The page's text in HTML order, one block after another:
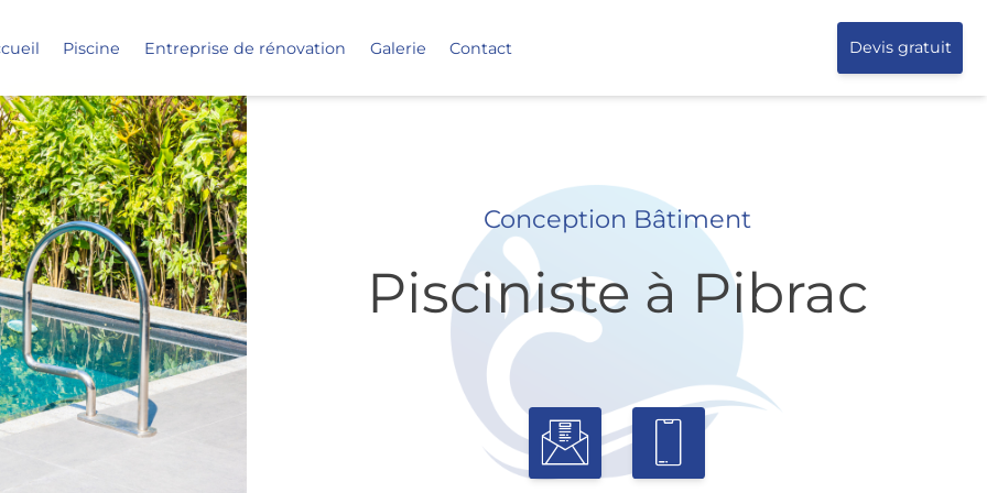
Piscine Entreprise de rénovation Galerie Contact Devis gratuit
Conception Bâtiment
Pisciniste à Pibrac